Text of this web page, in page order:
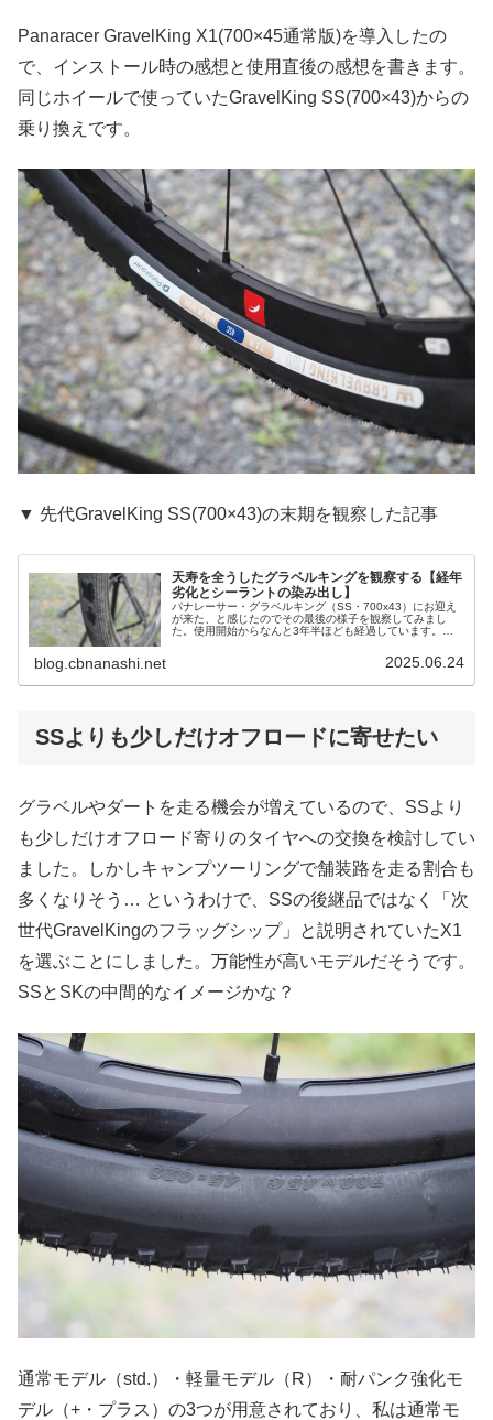
Panaracer GravelKing X1(700×45通常版)を導入したの
で、インストール時の感想と使用直後の感想を書きます。
同じホイールで使っていたGravelKing SS(700×43)からの
乗り換えです。
▼ 先代GravelKing SS(700×43)の末期を観察した記事
天寿を全うしたグラベルキングを観察する【経年
劣化とシーラントの染み出し】
パナレーサー・グラベルキング（SS・700x43）にお迎え
が来た、と感じたのでその最後の様子を観察してみまし
た。使用開始からなんと3年半ほども経過しています。正
blog.cbnanashi.net 2025.06.24
SSよりも少しだけオフロードに寄せたい
グラベルやダートを走る機会が増えているので、SSより
も少しだけオフロード寄りのタイヤへの交換を検討してい
ました。しかしキャンプツーリングで舗装路を走る割合も
多くなりそう… というわけで、SSの後継品ではなく「次
世代GravelKingのフラッグシップ」と説明されていたX1
を選ぶことにしました。万能性が高いモデルだそうです。
SSとSKの中間的なイメージかな？
通常モデル（std.）・軽量モデル（R）・耐パンク強化モ
デル（+・プラス）の3つが用意されており、私は通常モ